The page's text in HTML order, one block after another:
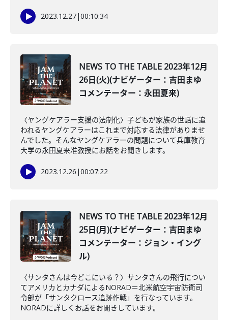
2023.12.27|00:10:34
NEWS TO THE TABLE 2023年12月
26日(火)(ナビゲーター：吉田まゆ
コメンテーター：永田夏来)
〈ヤングケアラー支援の法制化〉子どもが家族の世話に追
われるヤングケアラーはこれまで対応する法律がありませ
んでした。そんなヤングケアラーの問題について兵庫教育
大学の永田夏来准教授にお話をお聞きします。
2023.12.26 |00:07:22
NEWS TO THE TABLE 2023年12月
25日(月)(ナビゲーター：吉田まゆ
コメンテーター：ジョン・イング
ル)
〈サンタさんは今どこにいる？〉サンタさんの飛行につい
てアメリカとカナダによるNORAD＝北米航空宇宙防衛司
令部が「サンタクロース追跡作戦」を行なっています。
NORADに詳しくお話をお聞きしています。